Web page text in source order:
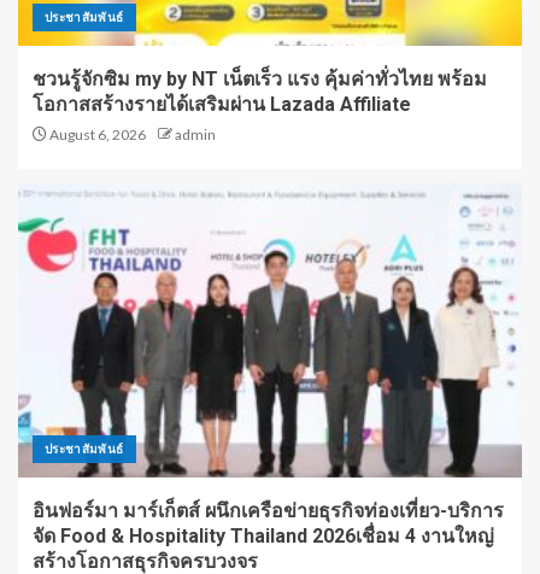
ประชาสัมพันธ์
ชวนรู้จักซิม my by NT เน็ตเร็ว แรง คุ้มค่าทั่วไทย พร้อม
โอกาสสร้างรายได้เสริมผ่าน Lazada Affiliate
August 6, 2026 admin
ประชาสัมพันธ์
อินฟอร์มา มาร์เก็ตส์ ผนึกเครือข่ายธุรกิจท่องเที่ยว-บริการ
จัด Food & Hospitality Thailand 2026เชื่อม 4 งานใหญ่
สร้างโอกาสธุรกิจครบวงจร